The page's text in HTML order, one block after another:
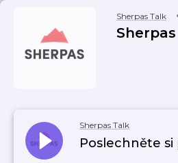
Sherpas Talk
Sherpas Talk
Poslechněte si